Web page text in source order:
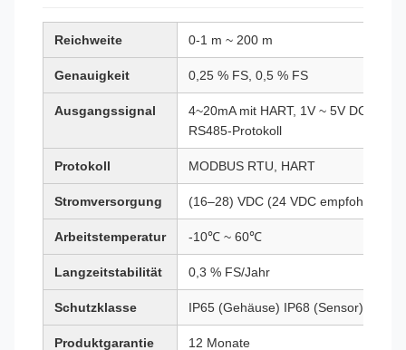
Reichweite 0-1 m ~ 200 m
Genauigkeit 0,25 % FS, 0,5 % FS
Ausgangssignal
4~20mA mit HART, 1V ~ 5V DC,
RS485-Protokoll
Protokoll MODBUS RTU, HART
Stromversorgung (16–28) VDC (24 VDC empfohlen)
Arbeitstemperatur -10℃ ~ 60℃
Langzeitstabilität 0,3 % FS/Jahr
Schutzklasse IP65 (Gehäuse) IP68 (Sensor)
Produktgarantie 12 Monate